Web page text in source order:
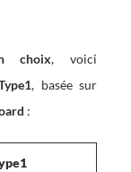
choix, voici
, basée sur
: